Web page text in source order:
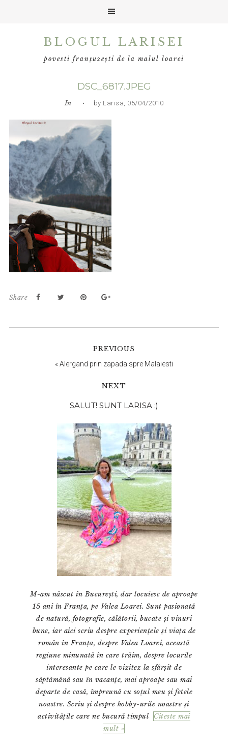
BLOGUL LARISEI
povesti franțuzești de la malul loarei
DSC_6817.JPEG
In • by Larisa, 05/04/2010
Share
PREVIOUS
«Alergand prin zapada spre Malaiesti
NEXT
principală
SALUT! SUNT LARISA :)
M-am născut în București, dar locuiesc de aproape
15 ani în Franța, pe Valea Loarei. Sunt pasionată
de natură, fotografie, călătorii, bucate și vinuri
bune, iar aici scriu despre experiențele și viața de
român în Franța, despre Valea Loarei, această
regiune minunată în care trăim, despre locurile
interesante pe care le vizitez la sfârșit de
săptămână sau în vacanțe, mai aproape sau mai
departe de casă, împreună cu soțul meu și fetele
noastre. Scriu și despre hobby-urile noastre și
activitățile care ne bucură timpul
Citeste mai
mult »